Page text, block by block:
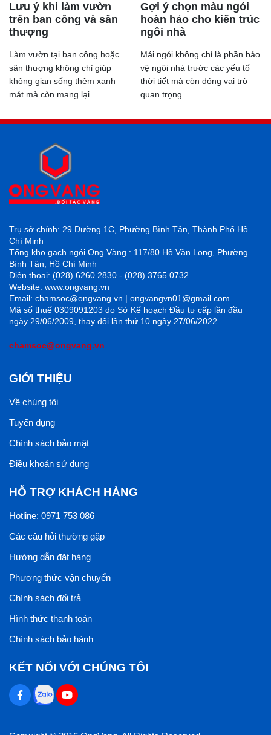
Lưu ý khi làm vườn
trên ban công và sân
thượng
Làm vườn tại ban công hoặc
sân thượng không chỉ giúp
không gian sống thêm xanh
mát mà còn mang lại ...
Gợi ý chọn màu ngói
hoàn hảo cho kiến trúc
ngôi nhà
Mái ngói không chỉ là phần bảo
vệ ngôi nhà trước các yếu tố
thời tiết mà còn đóng vai trò
quan trọng ...
Trụ sở chính: 29 Đường 1C, Phường Bình Tân, Thành Phố Hồ
Chí Minh
Tổng kho gạch ngói Ong Vàng : 117/80 Hồ Văn Long, Phường
Bình Tân, Hồ Chí Minh
Điện thoại: (028) 6260 2830 - (028) 3765 0732
Website: www.ongvang.vn
Email: chamsoc@ongvang.vn | ongvangvn01@gmail.com
Mã số thuế 0309091203 do Sở Kế hoạch Đầu tư cấp lần đầu
ngày 29/06/2009, thay đổi lần thứ 10 ngày 27/06/2022
chamsoc@ongvang.vn
GIỚI THIỆU
Về chúng tôi
Tuyển dụng
Chính sách bảo mật
Điều khoản sử dụng
HỖ TRỢ KHÁCH HÀNG
Hotline: 0971 753 086
Các câu hỏi thường gặp
Hướng dẫn đặt hàng
Phương thức vận chuyển
Chính sách đổi trả
Hình thức thanh toán
Chính sách bảo hành
KẾT NỐI VỚI CHÚNG TÔI